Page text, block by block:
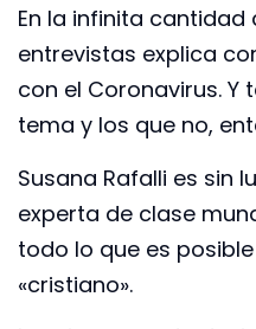
En la infinita
entrevistas explica
con el Coronavirus. Y
tema y los que no,
Susana Rafalli es sin
experta de clase
todo lo que es
«cristiano».